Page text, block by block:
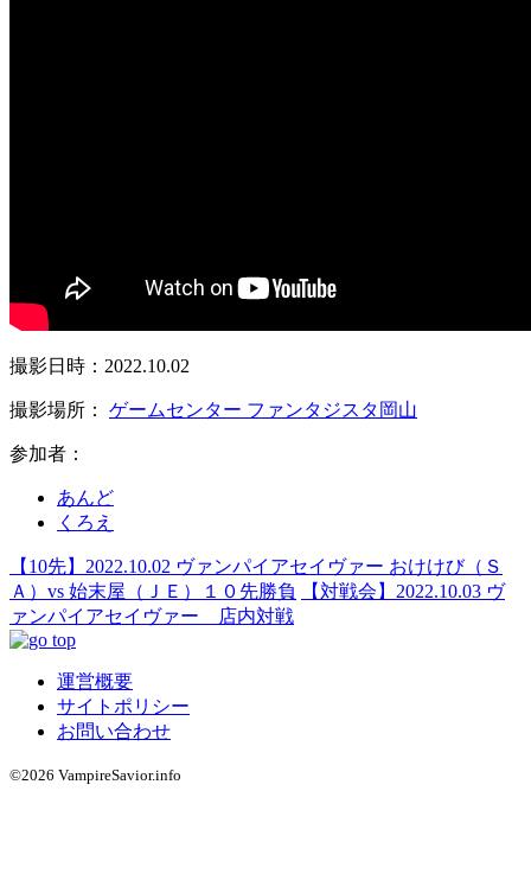
撮影日時：2022.10.02
撮影場所： ゲームセンター ファンタジスタ岡山
参加者：
あんど
くろえ
【10先】2022.10.02 ヴァンパイアセイヴァー おけけび（Ｓ
Ａ）vs 始末屋（ＪＥ）１０先勝負
【対戦会】2022.10.03 ヴ
ァンパイアセイヴァー 店内対戦
運営概要
サイトポリシー
お問い合わせ
©2026 VampireSavior.info